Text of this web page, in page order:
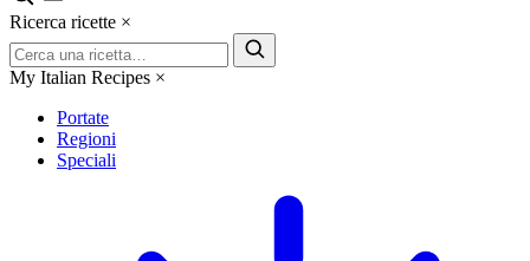
Ricerca ricette ×
My Italian Recipes ×
Portate
Regioni
Speciali